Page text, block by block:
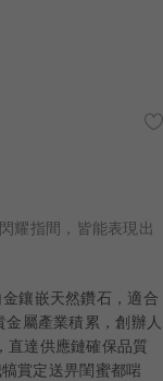
耀指間，皆能表現出
鑲嵌天然鑽石，適合
屬產業積累，創辦人
達供應鏈確保品質
賞定送畀閨蜜都啱